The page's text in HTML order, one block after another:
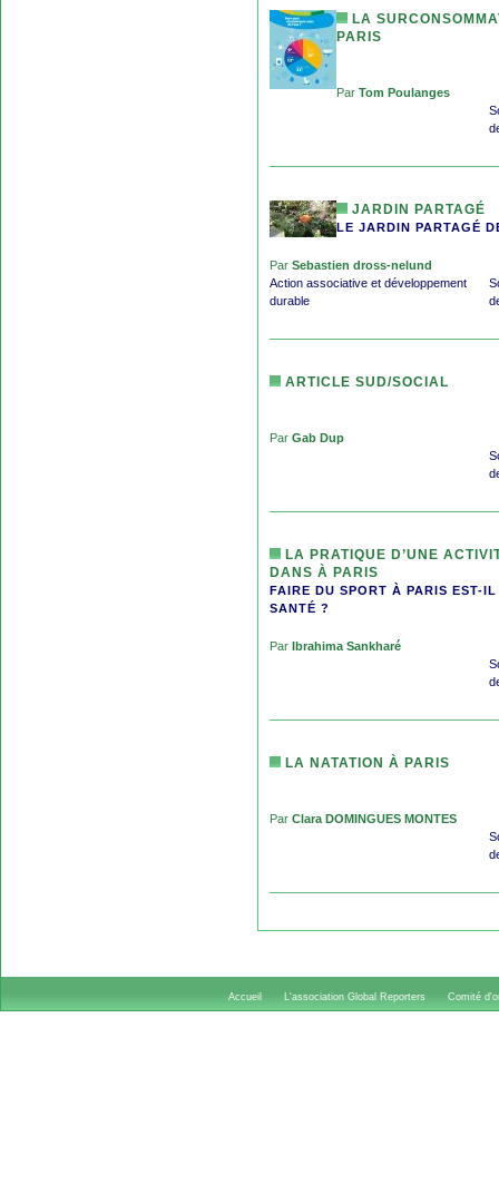
LA
PARIS
Par Tom Poulanges
JARDIN PARTAGÉ
LE JARDIN PARTAGÉ
Par Sebastien dross-nelund
Action associative et développement
durable
ARTICLE SUD/SOCIAL
Par Gab Dup
LA PRATIQUE D’UNE
DANS À PARIS
FAIRE DU SPORT À PARIS EST-
SANTÉ ?
Par Ibrahima Sankharé
LA NATATION À PARIS
Par Clara DOMINGUES MONTES
Accueil L'association Global Reporters Comité